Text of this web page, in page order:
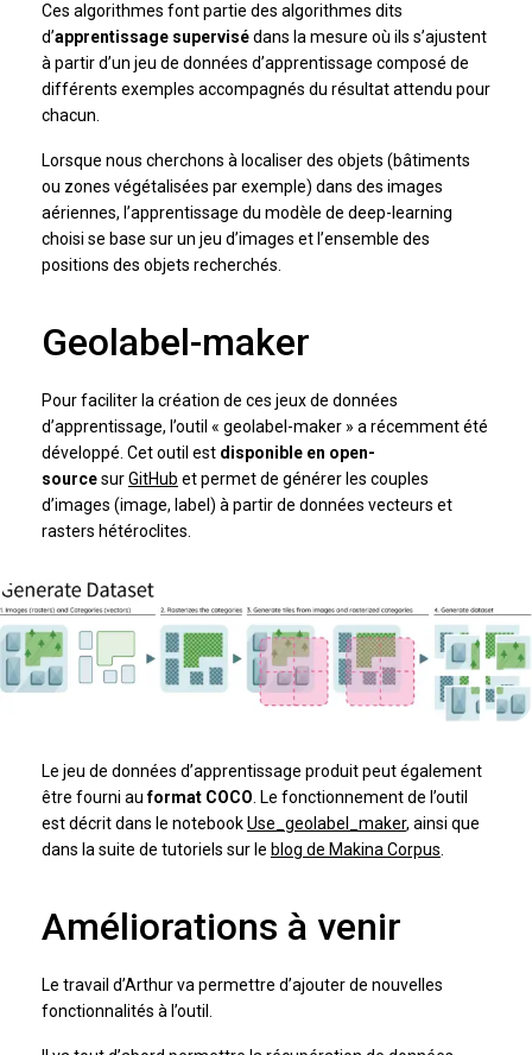
Ces algorithmes font partie des algorithmes dits
d’apprentissage supervisédans la mesure où ils s’ajustent
à partir d’un jeu de données d’apprentissage composé de
différents exemples accompagnés du résultat attendu pour
chacun.
Lorsque nous cherchons à localiser des objets (bâtiments
ou zones végétalisées par exemple) dans des images
aériennes, l’apprentissage du modèle de deep-learning
choisi se base sur un jeu d’images et l’ensemble des
positions des objets recherchés.
Geolabel-maker
Pour faciliter la création de ces jeux de données
d’apprentissage, l’outil « geolabel-maker » a récemment été
développé. Cet outil est disponible en open-
sourcesurGitHub et permet de générer les couples
d’images (image, label) à partir de données vecteurs et
rasters hétéroclites.
Le jeu de données d’apprentissage produit peut également
être fourni auformat COCO . Le fonctionnement de l’outil
est décrit dans le notebookUse_geolabel_maker, ainsi que
dans la suite de tutoriels sur le blog de Makina Corpus
Améliorations à venir
Le travail d’Arthur va permettre d’ajouter de nouvelles
fonctionnalités à l’outil.